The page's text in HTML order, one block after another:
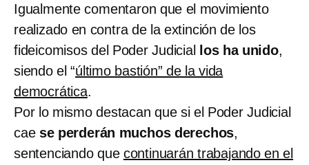
Igualmente comentaron que el movimiento
realizado en contra de la extinción de los
fideicomisos del Poder Judicial
los ha unido,
siendo el “último bastión” de la vida
democrática.
Por lo mismo destacan que si el Poder Judicial
cae se perderán muchos derechos,
sentenciando que continuarán trabajando en el